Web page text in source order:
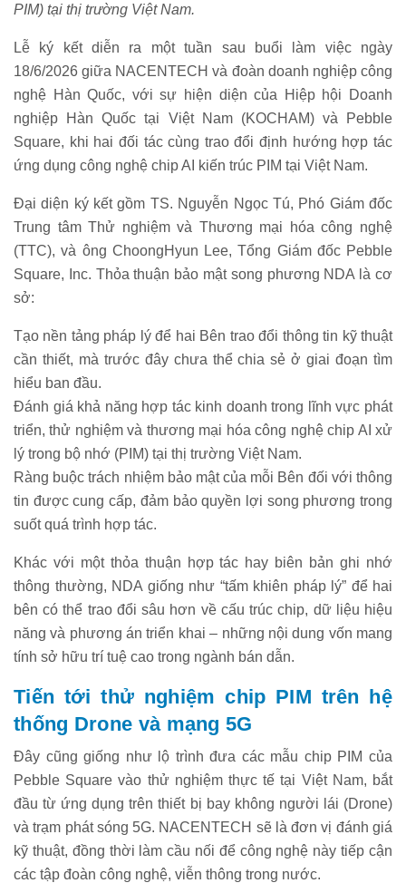
PIM) tại thị trường Việt Nam.
Lễ ký kết diễn ra một tuần sau buổi làm việc ngày
18/6/2026 giữa NACENTECH và đoàn doanh nghiệp công
nghệ Hàn Quốc, với sự hiện diện của Hiệp hội Doanh
nghiệp Hàn Quốc tại Việt Nam (KOCHAM) và Pebble
Square, khi hai đối tác cùng trao đổi định hướng hợp tác
ứng dụng công nghệ chip AI kiến trúc PIM tại Việt Nam.
Đại diện ký kết gồm TS. Nguyễn Ngọc Tú, Phó Giám đốc
Trung tâm Thử nghiệm và Thương mại hóa công nghệ
(TTC), và ông ChoongHyun Lee, Tổng Giám đốc Pebble
Square, Inc. Thỏa thuận bảo mật song phương NDA là cơ
sở:
Tạo nền tảng pháp lý để hai Bên trao đổi thông tin kỹ thuật
cần thiết, mà trước đây chưa thể chia sẻ ở giai đoạn tìm
hiểu ban đầu.
Đánh giá khả năng hợp tác kinh doanh trong lĩnh vực phát
triển, thử nghiệm và thương mại hóa công nghệ chip AI xử
lý trong bộ nhớ (PIM) tại thị trường Việt Nam.
Ràng buộc trách nhiệm bảo mật của mỗi Bên đối với thông
tin được cung cấp, đảm bảo quyền lợi song phương trong
suốt quá trình hợp tác.
Khác với một thỏa thuận hợp tác hay biên bản ghi nhớ
thông thường, NDA giống như “tấm khiên pháp lý” để hai
bên có thể trao đổi sâu hơn về cấu trúc chip, dữ liệu hiệu
năng và phương án triển khai – những nội dung vốn mang
tính sở hữu trí tuệ cao trong ngành bán dẫn.
Tiến tới thử nghiệm chip PIM trên hệ
thống Drone và mạng 5G
Đây cũng giống như lộ trình đưa các mẫu chip PIM của
Pebble Square vào thử nghiệm thực tế tại Việt Nam, bắt
đầu từ ứng dụng trên thiết bị bay không người lái (Drone)
và trạm phát sóng 5G. NACENTECH sẽ là đơn vị đánh giá
kỹ thuật, đồng thời làm cầu nối để công nghệ này tiếp cận
các tập đoàn công nghệ, viễn thông trong nước.